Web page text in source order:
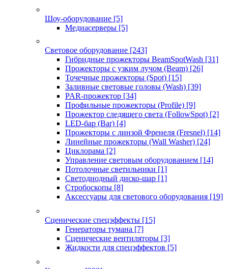
Шоу-оборудование [5]
Медиасерверы [5]
Световое оборудование [243]
Гибридные прожекторы BeamSpotWash [31]
Прожекторы с узким лучом (Beam) [26]
Точечные прожекторы (Spot) [15]
Заливные световые головы (Wash) [39]
PAR-прожектор [34]
Профильные прожекторы (Profile) [9]
Прожектор следящего света (FollowSpot) [2]
LED-бар (Bar) [4]
Прожекторы с линзой Френеля (Fresnel) [14]
Линейные прожекторы (Wall Washer) [24]
Циклорама [2]
Управление световым оборудованием [14]
Потолочные светильники [1]
Светодиодный диско-шар [1]
Стробоскопы [8]
Аксессуары для светового оборудования [19]
Сценические спецэффекты [15]
Генераторы тумана [7]
Сценические вентиляторы [3]
Жидкости для спецэффектов [5]